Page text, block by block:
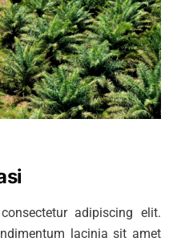
adipiscing elit.
lacinia sit amet